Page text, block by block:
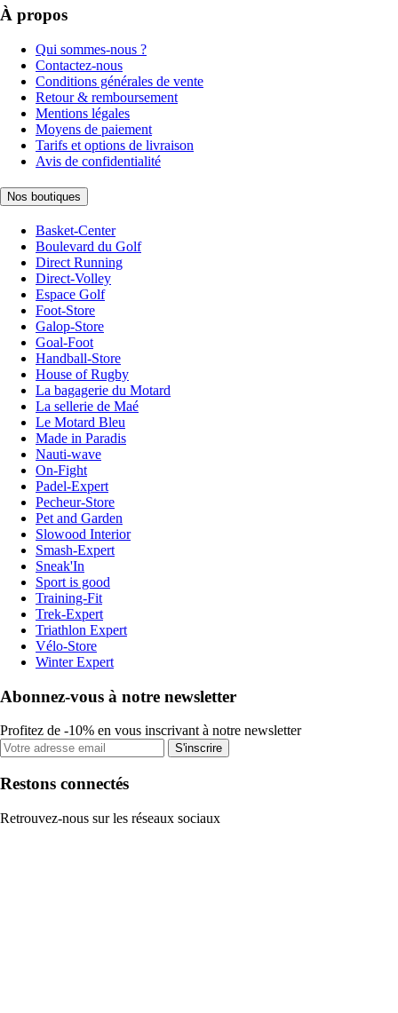
À propos
Qui sommes-nous ?
Contactez-nous
Conditions générales de vente
Retour & remboursement
Mentions légales
Moyens de paiement
Tarifs et options de livraison
Avis de confidentialité
Nos boutiques
Basket-Center
Boulevard du Golf
Direct Running
Direct-Volley
Espace Golf
Foot-Store
Galop-Store
Goal-Foot
Handball-Store
House of Rugby
La bagagerie du Motard
La sellerie de Maé
Le Motard Bleu
Made in Paradis
Nauti-wave
On-Fight
Padel-Expert
Pecheur-Store
Pet and Garden
Slowood Interior
Smash-Expert
Sneak'In
Sport is good
Training-Fit
Trek-Expert
Triathlon Expert
Vélo-Store
Winter Expert
Abonnez-vous à notre newsletter
Profitez de -10% en vous inscrivant à notre newsletter
S'inscrire
Restons connectés
Retrouvez-nous sur les réseaux sociaux